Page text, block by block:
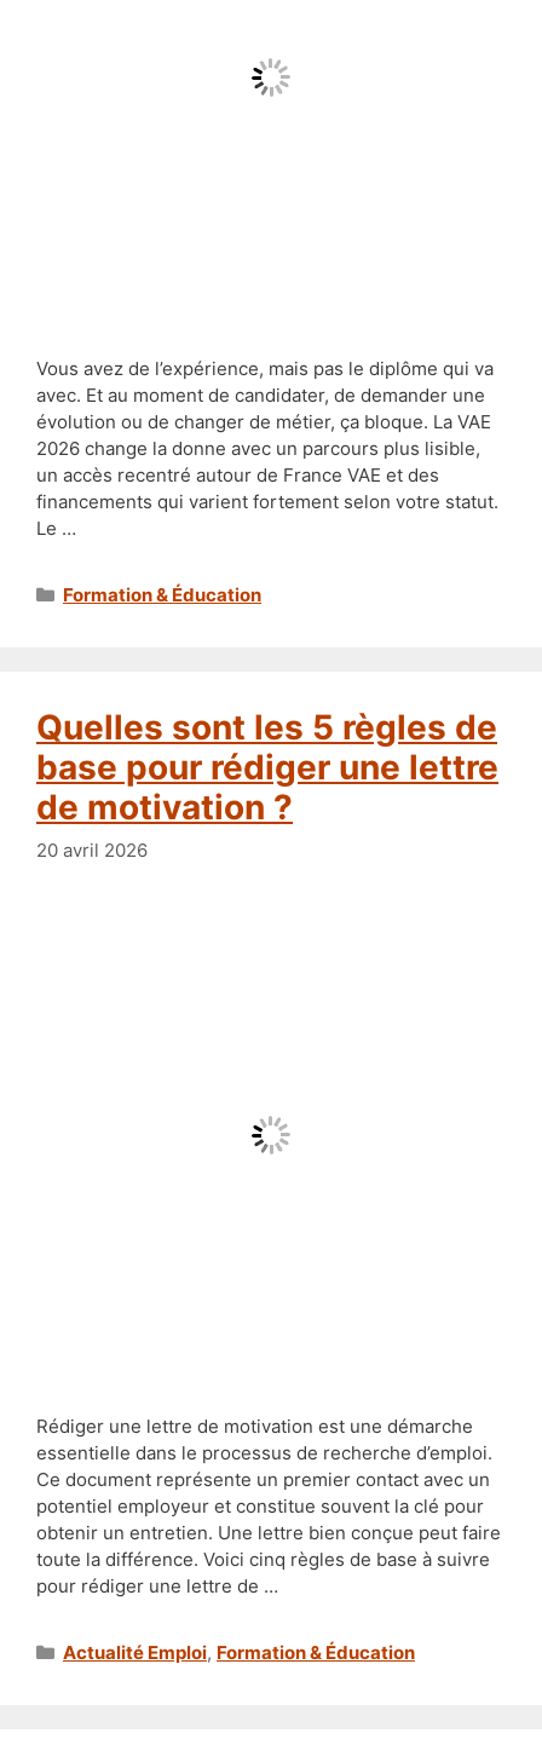
Vous avez de l’expérience, mais pas le diplôme qui va
avec. Et au moment de candidater, de demander une
évolution ou de changer de métier, ça bloque. La VAE
2026 change la donne avec un parcours plus lisible,
un accès recentré autour de France VAE et des
financements qui varient fortement selon votre statut.
Le …
Catégories
Formation & Éducation
Quelles sont les 5 règles de
base pour rédiger une lettre
de motivation ?
20 avril 2026
Rédiger une lettre de motivation est une démarche
essentielle dans le processus de recherche d’emploi.
Ce document représente un premier contact avec un
potentiel employeur et constitue souvent la clé pour
obtenir un entretien. Une lettre bien conçue peut faire
toute la différence. Voici cinq règles de base à suivre
pour rédiger une lettre de …
Catégories
Actualité Emploi, Formation & Éducation